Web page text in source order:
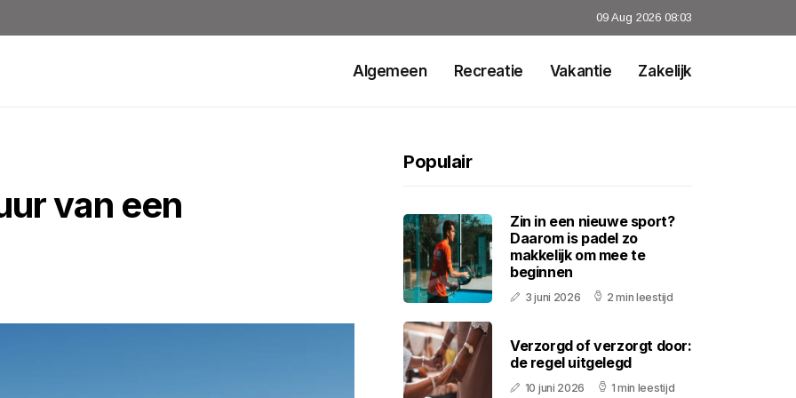
09 Aug 2026 08:03
Algemeen Recreatie Vakantie Zakelijk
van een
Populair
Zin in een nieuwe sport?
Daarom is padel zo
makkelijk om mee te
beginnen
3 juni 2026 2 min leestijd
Verzorgd of verzorgt door:
de regel uitgelegd
10 juni 2026 1 min leestijd